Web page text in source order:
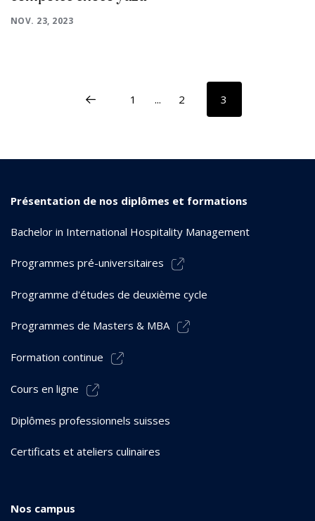
NOV. 23, 2023
1 ... 2 3
Présentation de nos diplômes et formations
Bachelor in International Hospitality Management
Programmes pré-universitaires
Programme d'études de deuxième cycle
Programmes de Masters & MBA
Formation continue
Cours en ligne
Diplômes professionnels suisses
Certificats et ateliers culinaires
Nos campus